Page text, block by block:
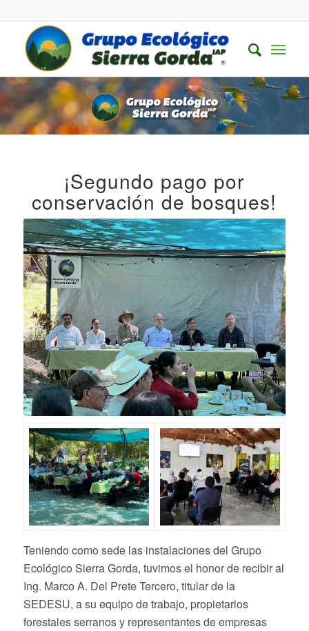
¡Segundo pago por
conservación de bosques!
Teniendo como sede las instalaciones del Grupo
Ecológico Sierra Gorda, tuvimos el honor de recibir al
Ing. Marco A. Del Prete Tercero, titular de la
SEDESU, a su equipo de trabajo, propietarios
forestales serranos y representantes de empresas